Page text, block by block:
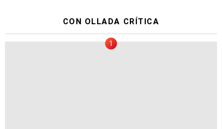
CON OLLADA CRÍTICA